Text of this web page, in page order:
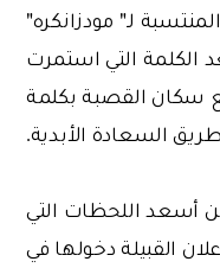
لـ" مودزانكره"
الكلمة التي استمرت
جميع سكان القصبة بكلمة
السعادة الأبدية.
أسعد اللحظات التي
القبيلة دخولها في